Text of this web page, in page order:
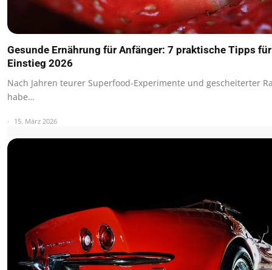
Gesunde Ernährung für Anfänger: 7 praktische Tipps
Einstieg 2026
Nach Jahren teurer Superfood-Experimente und gescheiterter
habe…
15. März 2026